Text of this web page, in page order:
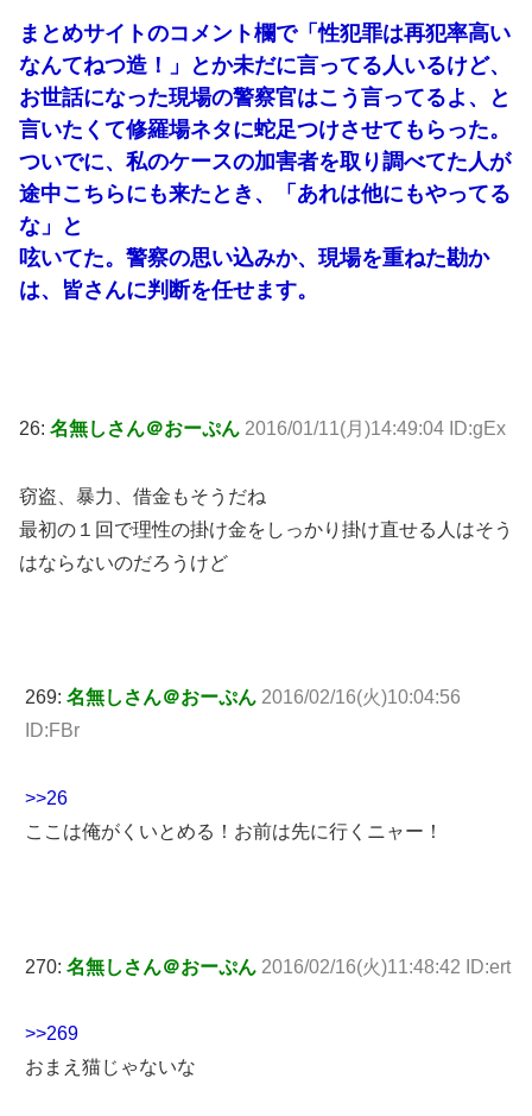
まとめサイトのコメント欄で「性犯罪は再犯率高い
なんてねつ造！」とか未だに言ってる人いるけど、
お世話になった現場の警察官はこう言ってるよ、と
言いたくて修羅場ネタに蛇足つけさせてもらった。
ついでに、私のケースの加害者を取り調べてた人が
途中こちらにも来たとき、「あれは他にもやってる
な」と
呟いてた。警察の思い込みか、現場を重ねた勘か
は、皆さんに判断を任せます。
26: 名無しさん＠おーぷん 2016/01/11(月)14:49:04 ID:gEx
窃盗、暴力、借金もそうだね
最初の１回で理性の掛け金をしっかり掛け直せる人はそう
はならないのだろうけど
269: 名無しさん＠おーぷん 2016/02/16(火)10:04:56
ID:FBr
>>26
ここは俺がくいとめる！お前は先に行くニャー！
270: 名無しさん＠おーぷん 2016/02/16(火)11:48:42 ID:ert
>>269
おまえ猫じゃないな